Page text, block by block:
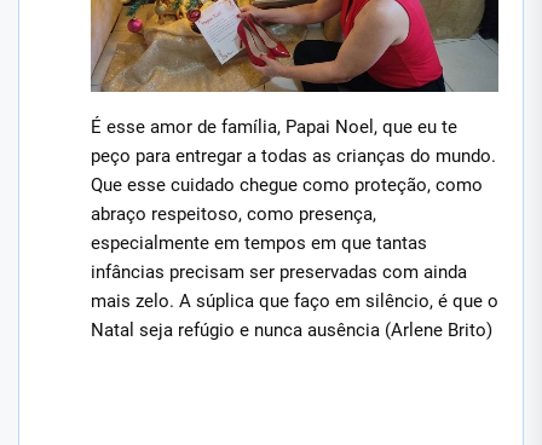
É esse amor de família, Papai Noel, que eu te
peço para entregar a todas as crianças do mundo.
Que esse cuidado chegue como proteção, como
abraço respeitoso, como presença,
especialmente em tempos em que tantas
infâncias precisam ser preservadas com ainda
mais zelo. A súplica que faço em silêncio, é que o
Natal seja refúgio e nunca ausência (Arlene Brito)